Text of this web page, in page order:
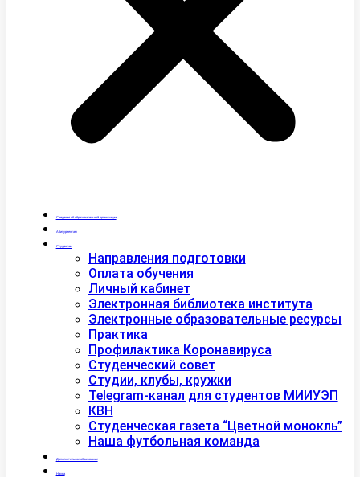
Сведения об образовательной организации
Абитуриентам
Студентам
Направления подготовки
Оплата обучения
Личный кабинет
Электронная библиотека института
Электронные образовательные ресурсы
Практика
Профилактика Коронавируса
Студенческий совет
Студии, клубы, кружки
Telegram-канал для студентов МИИУЭП
КВН
Студенческая газета “Цветной монокль”
Наша футбольная команда
Дополнительное образование
Наука